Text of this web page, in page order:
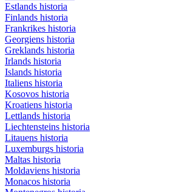
Estlands historia
Finlands historia
Frankrikes historia
Georgiens historia
Greklands historia
Irlands historia
Islands historia
Italiens historia
Kosovos historia
Kroatiens historia
Lettlands historia
Liechtensteins historia
Litauens historia
Luxemburgs historia
Maltas historia
Moldaviens historia
Monacos historia